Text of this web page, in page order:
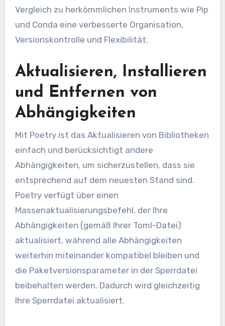
Vergleich zu herkömmlichen Instruments wie Pip
und Conda eine verbesserte Organisation,
Versionskontrolle und Flexibilität.
Aktualisieren, Installieren
und Entfernen von
Abhängigkeiten
Mit Poetry ist das Aktualisieren von Bibliotheken
einfach und berücksichtigt andere
Abhängigkeiten, um sicherzustellen, dass sie
entsprechend auf dem neuesten Stand sind.
Poetry verfügt über einen
Massenaktualisierungsbefehl, der Ihre
Abhängigkeiten (gemäß Ihrer Toml-Datei)
aktualisiert, während alle Abhängigkeiten
weiterhin miteinander kompatibel bleiben und
die Paketversionsparameter in der Sperrdatei
beibehalten werden. Dadurch wird gleichzeitig
Ihre Sperrdatei aktualisiert.